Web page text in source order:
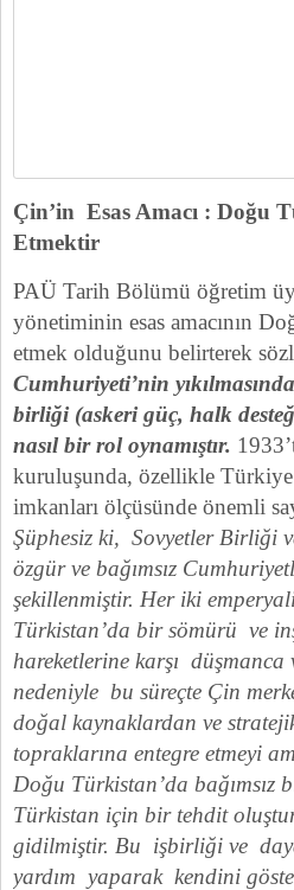
Çin’in Esas Amacı : Doğu
Etmektir
PAÜ Tarih Bölümü öğretim
yönetiminin esas amacının
etmek olduğunu belirterek
Cumhuriyeti’nin
birliği (askeri güç, halk
nasıl bir rol oynamıştır.
kuruluşunda, özellikle
imkanları ölçüsünde önemli
Şüphesiz ki, Sovyetler Birliği
özgür ve bağımsız
şekillenmiştir. Her iki
Türkistan’da bir sömürü ve
hareketlerine karşı
nedeniyle bu süreçte Çin
doğal kaynaklardan ve
topraklarına entegre etmeyi
Doğu Türkistan’da bağımsız
Türkistan için bir tehdit
gidilmiştir. Bu işbirliği ve
yardım yaparak kendini